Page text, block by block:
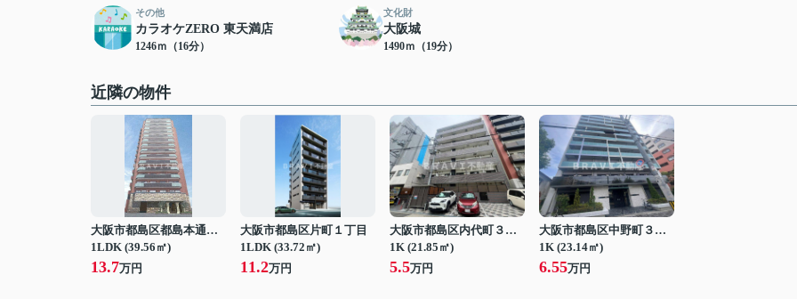
その他
カラオケZERO 東天満店
1246ｍ（16分）
文化財
大阪城
1490ｍ（19分）
近隣の物件
大阪市都島区都島本通３丁目
1LDK (39.56㎡)
13.7万円
大阪市都島区片町１丁目
1LDK (33.72㎡)
11.2万円
大阪市都島区内代町３丁目
1K (21.85㎡)
5.5万円
大阪市都島区中野町３丁目
1K (23.14㎡)
6.55万円